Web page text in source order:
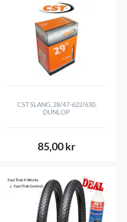
CST SLANG, 28/47-622/630,
DUNLOP
85,00 kr